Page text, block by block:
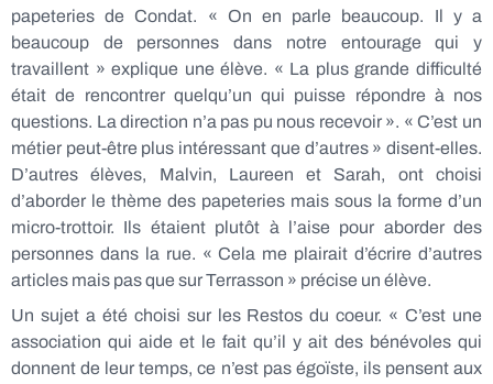
papeteries de Condat. « On en parle beaucoup. Il y a
beaucoup de personnes dans notre entourage qui y
travaillent » explique une élève. « La plus grande difficulté
était de rencontrer quelqu’un qui puisse répondre à nos
questions. La direction n’a pas pu nous recevoir ». « C’est un
métier peut-être plus intéressant que d’autres » disent-elles.
D’autres élèves, Malvin, Laureen et Sarah, ont choisi
d’aborder le thème des papeteries mais sous la forme d’un
micro-trottoir. Ils étaient plutôt à l’aise pour aborder des
personnes dans la rue. « Cela me plairait d’écrire d’autres
articles mais pas que sur Terrasson » précise un élève.
Un sujet a été choisi sur les Restos du coeur. « C’est une
association qui aide et le fait qu’il y ait des bénévoles qui
donnent de leur temps, ce n’est pas égoïste, ils pensent aux